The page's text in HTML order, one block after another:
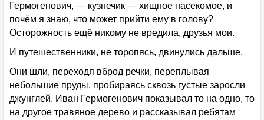
Гермогенович, — кузнечик — хищное насекомое, и
почём я знаю, что может прийти ему в голову?
Осторожность ещё никому не вредила, друзья мои.
И путешественники, не торопясь, двинулись дальше.
Они шли, переходя вброд речки, переплывая
небольшие пруды, пробираясь сквозь густые заросли
джунглей. Иван Гермогенович показывал то на одно, то
на другое травяное дерево и рассказывал ребятам